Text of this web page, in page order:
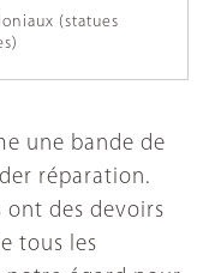
(statues
une bande de
réparation.
ont des devoirs
tous les